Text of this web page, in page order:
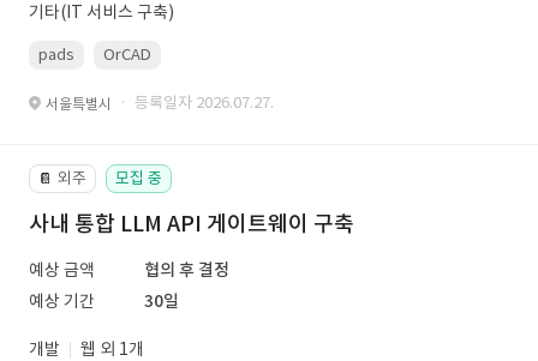
기타(IT 서비스 구축)
pads OrCAD
서울특별시 · 등록일자 2026.07.27.
📔 외주 모집 중
사내 통합 LLM API 게이트웨이 구축
예상 금액
협의 후 결정
예상 기간
30일
개발
웹 외 1개